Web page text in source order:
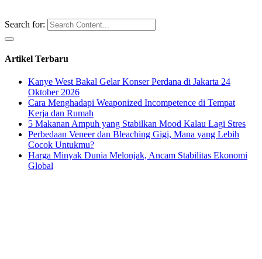
Search for:
Artikel Terbaru
Kanye West Bakal Gelar Konser Perdana di Jakarta 24
Oktober 2026
Cara Menghadapi Weaponized Incompetence di Tempat
Kerja dan Rumah
5 Makanan Ampuh yang Stabilkan Mood Kalau Lagi Stres
Perbedaan Veneer dan Bleaching Gigi, Mana yang Lebih
Cocok Untukmu?
Harga Minyak Dunia Melonjak, Ancam Stabilitas Ekonomi
Global